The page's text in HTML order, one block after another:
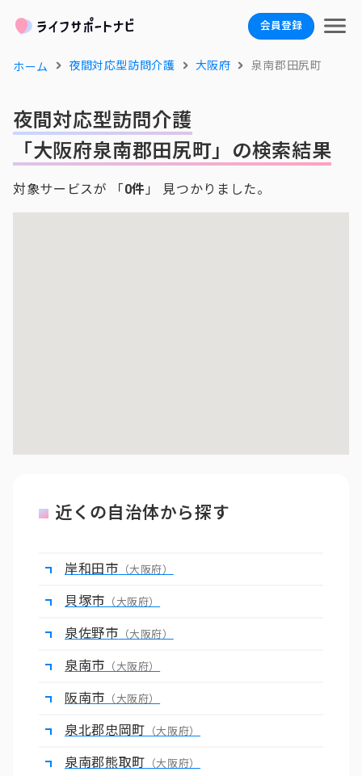
会員登録
ホーム 夜間対応型訪問介護 大阪府 泉南郡田尻町
夜間対応型訪問介護
「大阪府泉南郡田尻町」の検索結果
対象サービスが 「0件 」 見つかりました。
近くの自治体から探す
岸和田市 （大阪府）
貝塚市 （大阪府）
泉佐野市 （大阪府）
泉南市 （大阪府）
阪南市 （大阪府）
泉北郡忠岡町 （大阪府）
泉南郡熊取町 （大阪府）